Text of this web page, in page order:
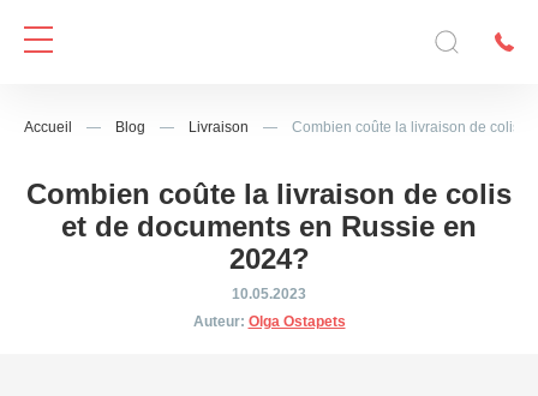
Accueil — Blog — Livraison — Combien coûte la livraison de colis
Combien coûte la livraison de colis
et de documents en Russie en
2024?
10.05.2023
Auteur: Olga Ostapets